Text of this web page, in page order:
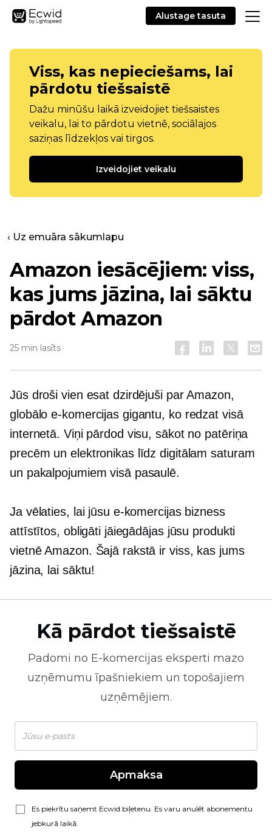
Alustage tasuta
Viss, kas nepieciešams, lai
pārdotu tiešsaistē
Dažu minūšu laikā izveidojiet tiešsaistes
veikalu, lai to pārdotu vietnē, sociālajos
saziņas līdzekļos vai tirgos.
Izveidojiet veikalu
‹ Uz emuāra sākumlapu
Amazon iesācējiem: viss,
kas jums jāzina, lai sāktu
pārdot Amazon
25 min lasīts
Jūs droši vien esat dzirdējuši par Amazon,
globālo e-komercijas gigantu, ko redzat visā
internetā. Viņi pārdod visu, sākot no patēriņa
precēm un elektronikas līdz digitālam saturam
un pakalpojumiem visā pasaulē.
Ja vēlaties, lai jūsu e-komercijas bizness
attīstītos, obligāti jāiegādājas jūsu produkti
vietnē Amazon. Šajā rakstā ir viss, kas jums
jāzina, lai sāktu!
Kā pārdot tiešsaistē
Padomi no E-komercijas eksperti mazo
uzņēmumu īpašniekiem un topošajiem
uzņēmējiem.
Apmaksa
Es piekrītu saņemt Ecwid biļetenu. Es varu anulēt abonementu
jebkurā laikā.